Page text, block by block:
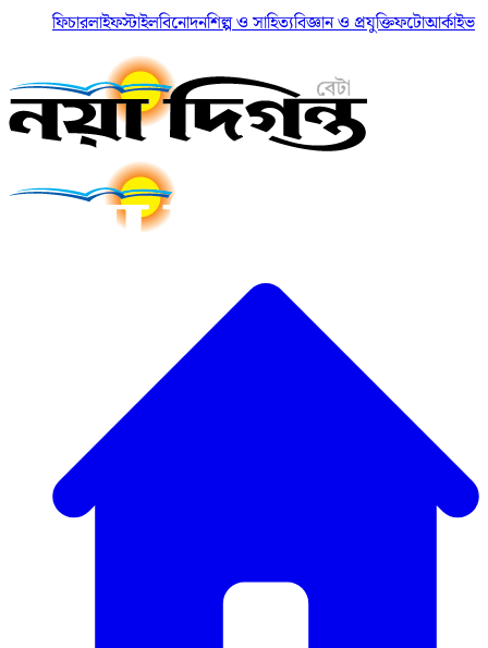
ফিচারলাইফস্টাইলবিনোদনশিল্প ও সাহিত্যবিজ্ঞান ও প্রযুক্তিফটোআর্কাইভ